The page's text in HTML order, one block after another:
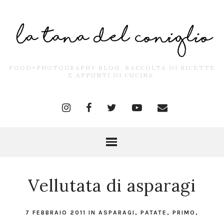
FOOD+PHOTOGRAPHY BLOG. RACCOLTA DI RICETTE
E APPUNTI DI CUCINA.
Vellutata di asparagi
7 FEBBRAIO 2011 IN ASPARAGI , PATATE , PRIMO ,